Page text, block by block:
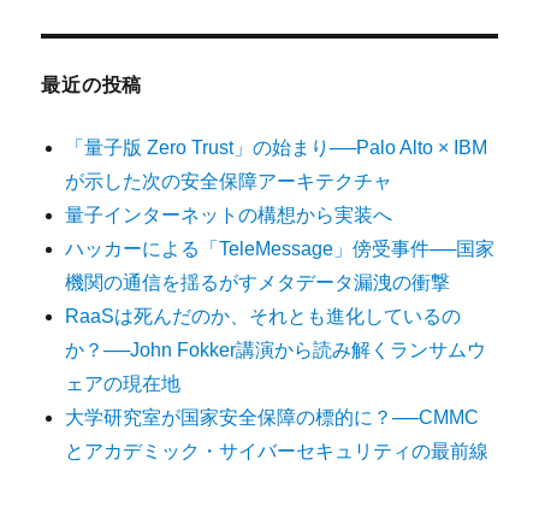
最近の投稿
「量子版 Zero Trust」の始まり──Palo Alto × IBM
が示した次の安全保障アーキテクチャ
量子インターネットの構想から実装へ
ハッカーによる「TeleMessage」傍受事件──国家
機関の通信を揺るがすメタデータ漏洩の衝撃
RaaSは死んだのか、それとも進化しているの
か？──John Fokker講演から読み解くランサムウ
ェアの現在地
大学研究室が国家安全保障の標的に？──CMMC
とアカデミック・サイバーセキュリティの最前線